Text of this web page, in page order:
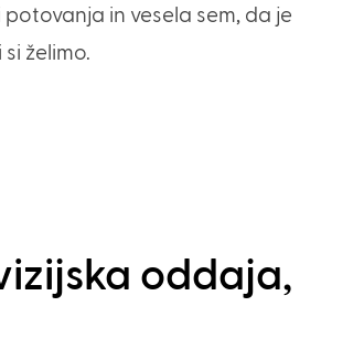
in vesela sem, da je
želimo.
oddaja,